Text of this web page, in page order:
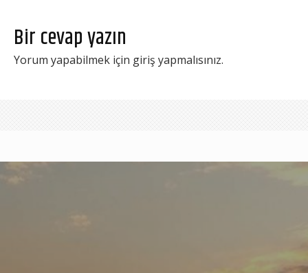
Bir cevap yazın
Yorum yapabilmek için giriş yapmalısınız.